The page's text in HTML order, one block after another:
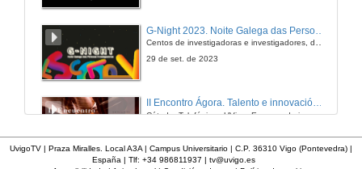
Centos de investigadoras e investigadores, decenas de actividades e sete cidades
29 de set. de 2023
II Encontro Ágora. Talento e innovación na era da transformación dixital
Cátedra Telefónica - UVigo. Espazos de innovación
UvigoTV | Praza Miralles. Local A3A | Campus Universitario | C.P. 36310 Vigo (Pontevedra) |
España | Tlf: +34 986811937 | tv@uvigo.es